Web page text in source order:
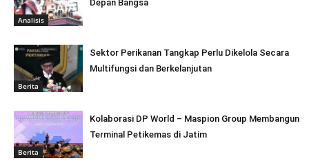
Analisis
Depan Bangsa
Berita
Sektor Perikanan Tangkap Perlu Dikelola Secara
Multifungsi dan Berkelanjutan
Berita
Kolaborasi DP World – Maspion Group Membangun
Terminal Petikemas di Jatim